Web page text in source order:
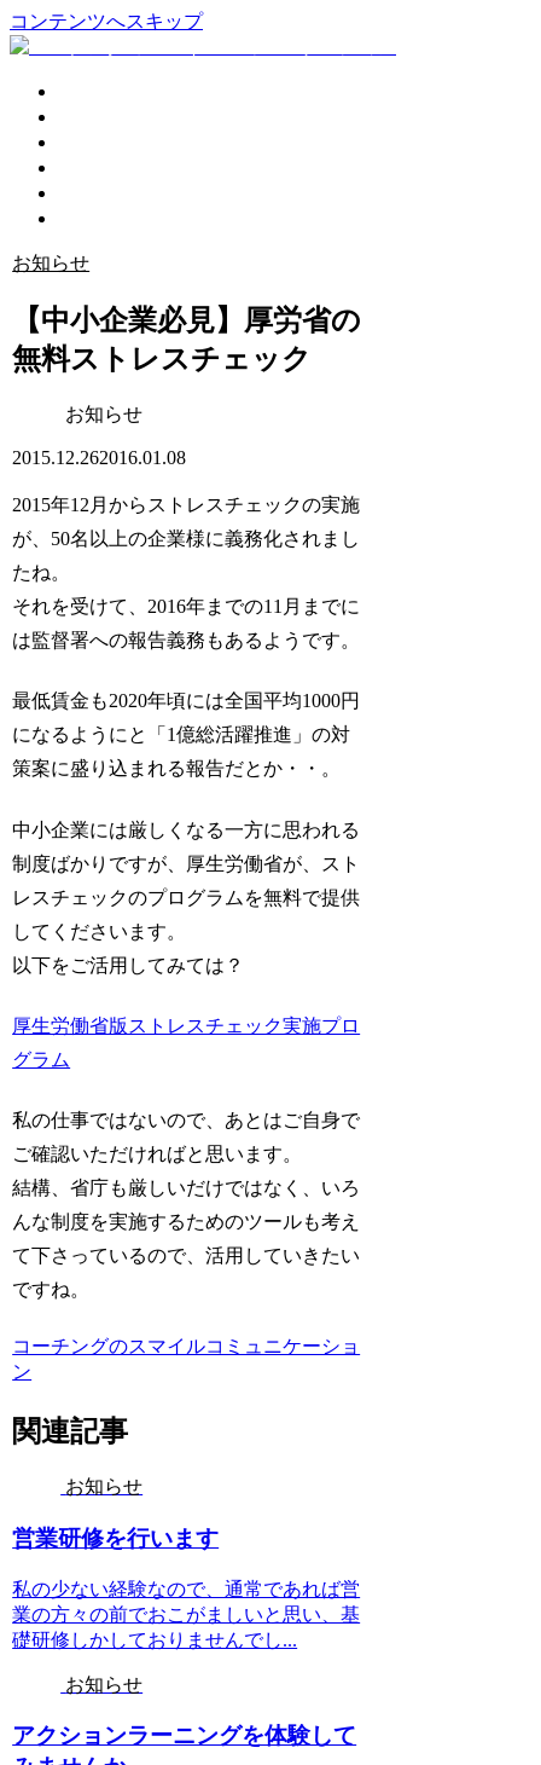
コンテンツへスキップ
お知らせ
【中小企業必見】厚労省の
無料ストレスチェック
お知らせ
2015.12.262016.01.08
2015年12月からストレスチェックの実施
が、50名以上の企業様に義務化されまし
たね。
それを受けて、2016年までの11月までに
は監督署への報告義務もあるようです。
最低賃金も2020年頃には全国平均1000円
になるようにと「1億総活躍推進」の対
策案に盛り込まれる報告だとか・・。
中小企業には厳しくなる一方に思われる
制度ばかりですが、厚生労働省が、スト
レスチェックのプログラムを無料で提供
してくださいます。
以下をご活用してみては？
厚生労働省版ストレスチェック実施プロ
グラム
私の仕事ではないので、あとはご自身で
ご確認いただければと思います。
結構、省庁も厳しいだけではなく、いろ
んな制度を実施するためのツールも考え
て下さっているので、活用していきたい
ですね。
コーチングのスマイルコミュニケーショ
ン
関連記事
お知らせ
営業研修を行います
私の少ない経験なので、通常であれば営
業の方々の前でおこがましいと思い、基
礎研修しかしておりませんでし...
お知らせ
アクションラーニングを体験して